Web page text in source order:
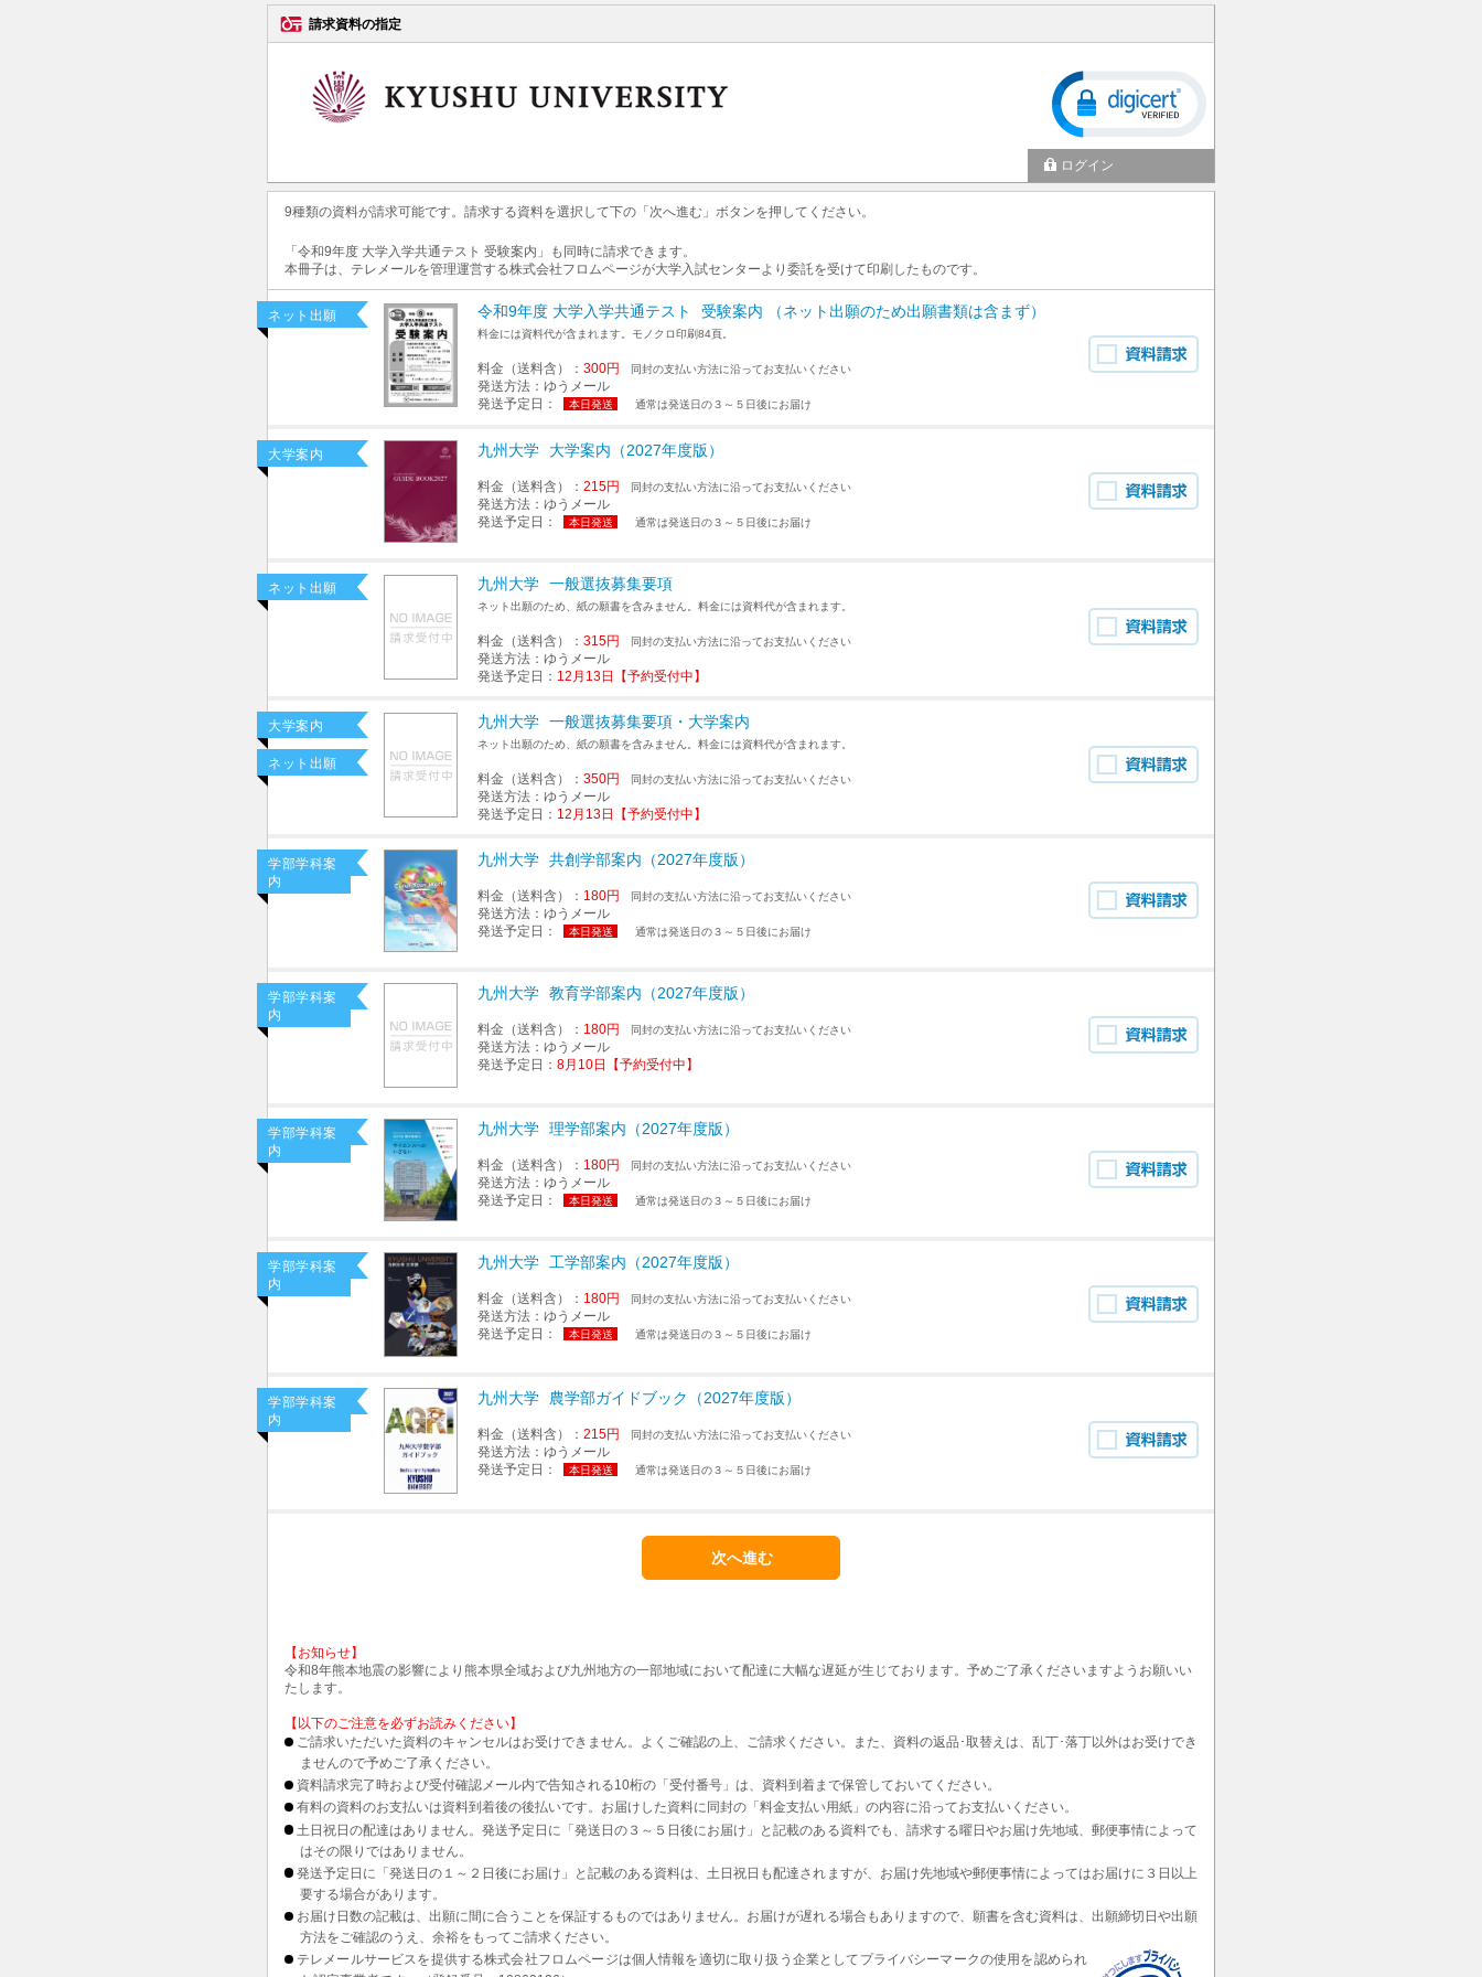
請求資料の指定
ログイン
9種類の資料が請求可能です。請求する資料を選択して下の「次へ進む」ボタンを押してください。
「令和9年度 大学入学共通テスト 受験案内」も同時に請求できます。
本冊子は、テレメールを管理運営する株式会社フロムページが大学入試センターより委託を受けて印刷したものです。
ネット出願 令和9年度 大学入学共通テスト 受験案内 （ネット出願のため出願書類は含まず）
料金には資料代が含まれます。モノクロ印刷84頁。
料金（送料含）： 300円 同封の支払い方法に沿ってお支払いください
発送方法： ゆうメール
発送予定日：
本日発送 通常は発送日の３～５日後にお届け
大学案内 九州大学 大学案内（2027年度版）
料金（送料含）： 215円 同封の支払い方法に沿ってお支払いください
発送方法： ゆうメール
発送予定日：
本日発送 通常は発送日の３～５日後にお届け
ネット出願 九州大学 一般選抜募集要項
ネット出願のため、紙の願書を含みません。料金には資料代が含まれます。
料金（送料含）： 315円 同封の支払い方法に沿ってお支払いください
発送方法： ゆうメール
発送予定日： 12月13日【予約受付中】
大学案内
ネット出願
九州大学 一般選抜募集要項・大学案内
ネット出願のため、紙の願書を含みません。料金には資料代が含まれます。
料金（送料含）： 350円 同封の支払い方法に沿ってお支払いください
発送方法： ゆうメール
発送予定日： 12月13日【予約受付中】
学部学科案
内
九州大学 共創学部案内（2027年度版）
料金（送料含）： 180円 同封の支払い方法に沿ってお支払いください
発送方法： ゆうメール
発送予定日：
本日発送 通常は発送日の３～５日後にお届け
学部学科案
内
九州大学 教育学部案内（2027年度版）
料金（送料含）： 180円 同封の支払い方法に沿ってお支払いください
発送方法： ゆうメール
発送予定日： 8月10日【予約受付中】
学部学科案
内
九州大学 理学部案内（2027年度版）
料金（送料含）： 180円 同封の支払い方法に沿ってお支払いください
発送方法： ゆうメール
発送予定日：
本日発送 通常は発送日の３～５日後にお届け
学部学科案
内
九州大学 工学部案内（2027年度版）
料金（送料含）： 180円 同封の支払い方法に沿ってお支払いください
発送方法： ゆうメール
発送予定日：
本日発送 通常は発送日の３～５日後にお届け
学部学科案
内
九州大学 農学部ガイドブック（2027年度版）
料金（送料含）： 215円 同封の支払い方法に沿ってお支払いください
発送方法： ゆうメール
発送予定日：
本日発送 通常は発送日の３～５日後にお届け
【お知らせ】
令和8年熊本地震の影響により熊本県全域および九州地方の一部地域において配達に大幅な遅延が生じております。予めご了承くださいますようお願いい
たします。
【以下のご注意を必ずお読みください】
ご請求いただいた資料のキャンセルはお受けできません。よくご確認の上、ご請求ください。また、資料の返品･取替えは、乱丁･落丁以外はお受けでき
ませんので予めご了承ください。
資料請求完了時および受付確認メール内で告知される10桁の「受付番号」は、資料到着まで保管しておいてください。
有料の資料のお支払いは資料到着後の後払いです。お届けした資料に同封の「料金支払い用紙」の内容に沿ってお支払いください。
土日祝日の配達はありません。発送予定日に「発送日の３～５日後にお届け」と記載のある資料でも、請求する曜日やお届け先地域、郵便事情によって
はその限りではありません。
発送予定日に「発送日の１～２日後にお届け」と記載のある資料は、土日祝日も配達されますが、お届け先地域や郵便事情によってはお届けに３日以上
要する場合があります。
お届け日数の記載は、出願に間に合うことを保証するものではありません。お届けが遅れる場合もありますので、願書を含む資料は、出願締切日や出願
方法をご確認のうえ、余裕をもってご請求ください。
テレメールサービスを提供する株式会社フロムページは個人情報を適切に取り扱う企業としてプライバシーマークの使用を認められ